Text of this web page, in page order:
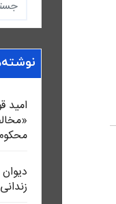
امید